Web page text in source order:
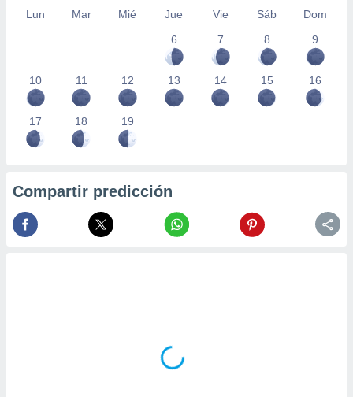
Lun Mar Mié Jue Vie Sáb
Dom
6
7 8 9
10 11 12 13 14 15 16
17 18 19
Compartir predicción